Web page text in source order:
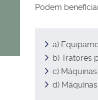
Podem
a)
b) Tratores
c)
d)